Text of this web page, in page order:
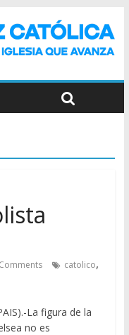
catolico,
La figura de la
no es